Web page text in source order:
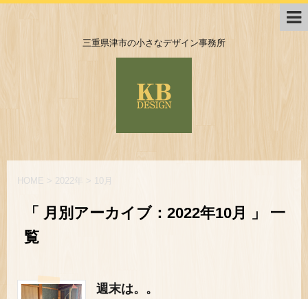
三重県津市の小さなデザイン事務所
HOME > 2022年 > 10月
「 月別アーカイブ：2022年10月 」 一
覧
週末は。。